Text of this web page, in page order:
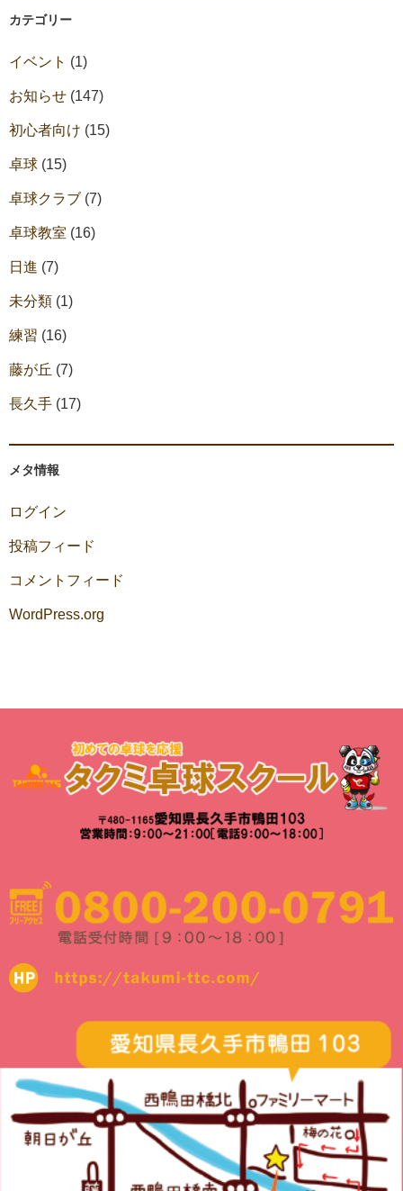
カテゴリー
イベント (1)
お知らせ (147)
初心者向け (15)
卓球 (15)
卓球クラブ (7)
卓球教室 (16)
日進 (7)
未分類 (1)
練習 (16)
藤が丘 (7)
長久手 (17)
メタ情報
ログイン
投稿フィード
コメントフィード
WordPress.org